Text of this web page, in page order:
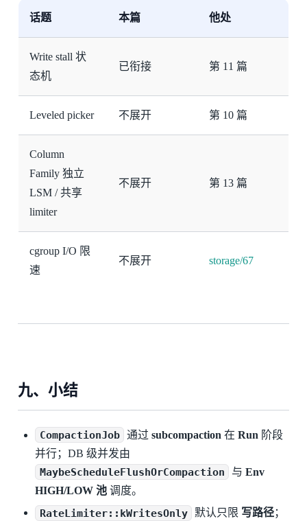
话题 本篇 他处
Write stall 状
态机
已衔接 第 11 篇
Leveled picker 不展开 第 10 篇
Column
Family 独立
LSM / 共享
limiter
不展开 第 13 篇
cgroup I/O 限
速
不展开 storage/67
九、小结
CompactionJob 通过 subcompaction 在 Run 阶段
并行；DB 级并发由
MaybeScheduleFlushOrCompaction 与 Env
HIGH/LOW 池 调度。
RateLimiter::kWritesOnly 默认只限 写路径；